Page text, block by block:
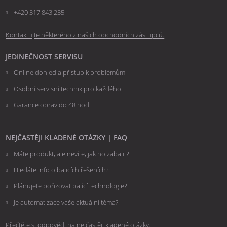
+420 317 843 235
Kontaktujte některého z našich obchodních zástupců.
JEDINEČNOST SERVISU
Online dohled a přístup k problémům
Osobní servisní technik pro každého
Garance oprav do 48 hod.
NEJČASTĚJI KLADENÉ OTÁZKY | FAQ
Máte produkt, ale nevíte, jak ho zabalit?
Hledáte info o balicích řešeních?
Plánujete pořizovat balící technologie?
Je automatizace vaše aktuální téma?
Přečtěte si odpovědi na nejčastěji kladené otázky.